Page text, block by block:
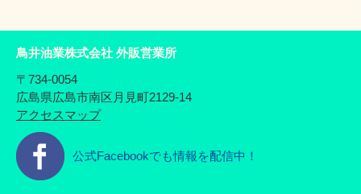
鳥井油業株式会社 外販営業所
〒734-0054
広島県広島市南区月見町2129-14
アクセスマップ
公式Facebookでも情報を配信中！